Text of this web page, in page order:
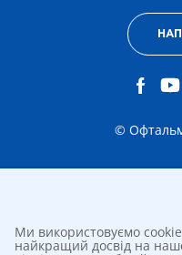
©
Ми використовуємо
найкращий досвід на